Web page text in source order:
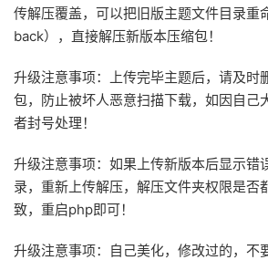
传解压覆盖，可以把旧版主题文件目录重
back），直接解压新版本压缩包！
升级注意事项：上传完毕主题后，请及时
包，防止被坏人恶意扫描下载，如因自己
者封号处理！
升级注意事项：如果上传新版本后显示错
录，重新上传解压，解压文件夹权限是否
致，重启php即可！
升级注意事项：自己美化，修改过的，不